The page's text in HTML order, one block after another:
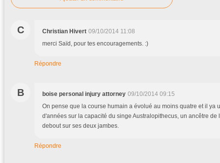
C Christian Hivert 09/10/2014 11:08
merci Saïd, pour tes encouragements. :)
Répondre
B boise personal injury attorney 09/10/2014 09:15
On pense que la course humain a évolué au moins quatre et il ya
d'années sur la capacité du singe Australopithecus, un ancêtre de
debout sur ​​ses deux jambes.
Répondre